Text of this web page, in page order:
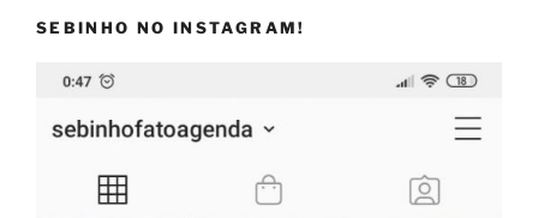
SEBINHO NO INSTAGRAM!